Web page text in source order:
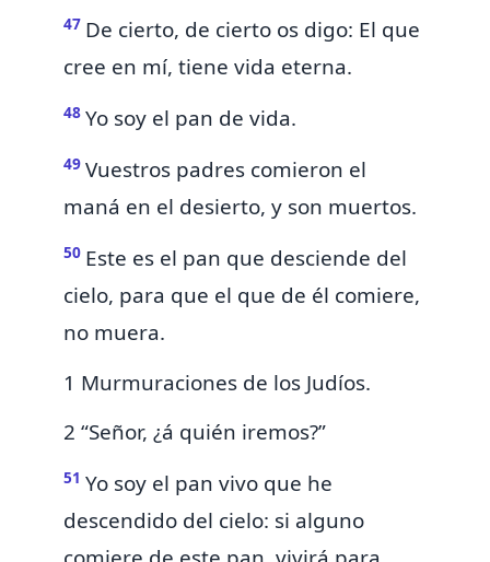
47 De cierto, de cierto os digo: El que
cree en mí, tiene vida eterna.
48 Yo soy el pan de vida.
49 Vuestros padres comieron el
maná en el desierto, y son muertos.
50 Este es el pan que desciende del
cielo, para que el que de él comiere,
no muera.
1 Murmuraciones de los Judíos.
2 “Señor, ¿á quién iremos?”
51 Yo soy el pan vivo que he
descendido del cielo: si alguno